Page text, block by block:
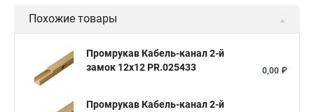
Похожие товары
Промрукав Кабель-канал 2-й
замок 12х12 PR.025433
0,00 ₽
Промрукав Кабель-канал 2-й